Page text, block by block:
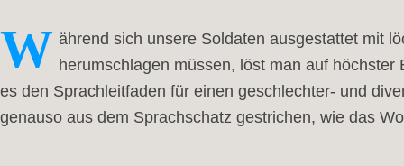
W ährend sich unsere Soldaten ausgestattet mit
herumschlagen müssen, löst man auf höchster
es den Sprachleitfaden für einen geschlechter- und
genauso aus dem Sprachschatz gestrichen, wie das